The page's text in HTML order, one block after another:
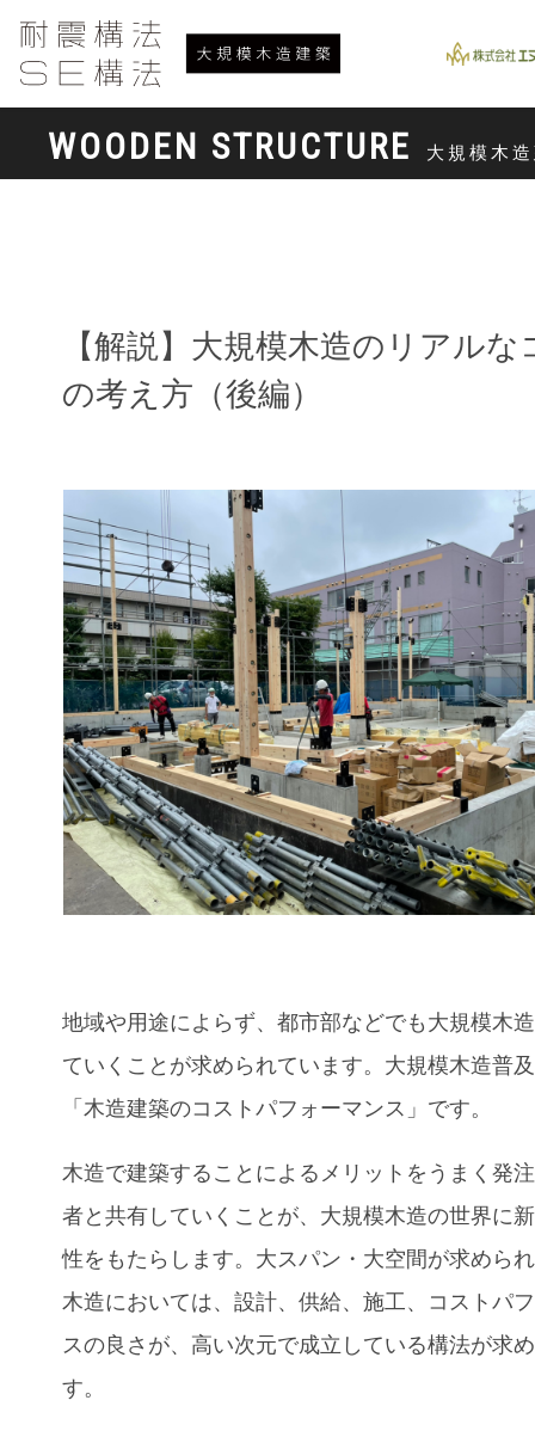
WOODEN STRUCTURE 大規模木
【解説】大規模木造のリアルな
の考え方（後編）
地域や用途によらず、都市部などでも大規模木
ていくことが求められています。大規模木造普
「木造建築のコストパフォーマンス」です。
木造で建築することによるメリットをうまく発
者と共有していくことが、大規模木造の世界に
性をもたらします。 大スパン・大空間が求めら
木造においては、設計、供給、施工、コストパ
スの良さが、高い次元で成立している構法が求
す。